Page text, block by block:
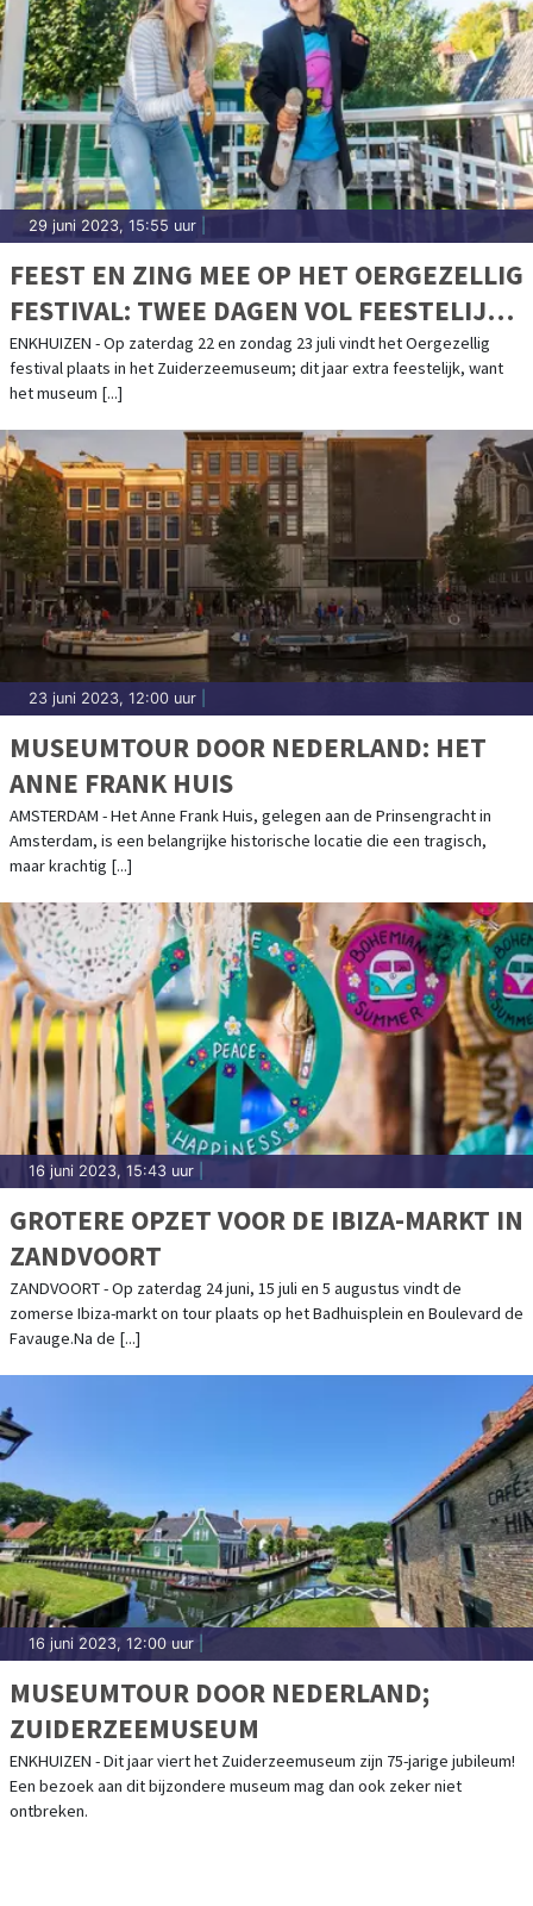
29 juni 2023, 15:55 uur
FEEST EN ZING MEE OP HET OERGEZELLIG
FESTIVAL: TWEE DAGEN VOL FEESTELIJKE
ACTIVITEITEN, OPTREDENS EN
LEKKERNIJEN
ENKHUIZEN - Op zaterdag 22 en zondag 23 juli vindt het Oergezellig
festival plaats in het Zuiderzeemuseum; dit jaar extra feestelijk, want
het museum [...]
23 juni 2023, 12:00 uur
MUSEUMTOUR DOOR NEDERLAND: HET
ANNE FRANK HUIS
AMSTERDAM - Het Anne Frank Huis, gelegen aan de Prinsengracht in
Amsterdam, is een belangrijke historische locatie die een tragisch,
maar krachtig [...]
16 juni 2023, 15:43 uur
GROTERE OPZET VOOR DE IBIZA-MARKT IN
ZANDVOORT
ZANDVOORT - Op zaterdag 24 juni, 15 juli en 5 augustus vindt de
zomerse Ibiza-markt on tour plaats op het Badhuisplein en Boulevard de
Favauge.Na de [...]
16 juni 2023, 12:00 uur
MUSEUMTOUR DOOR NEDERLAND;
ZUIDERZEEMUSEUM
ENKHUIZEN - Dit jaar viert het Zuiderzeemuseum zijn 75-jarige jubileum!
Een bezoek aan dit bijzondere museum mag dan ook zeker niet
ontbreken.